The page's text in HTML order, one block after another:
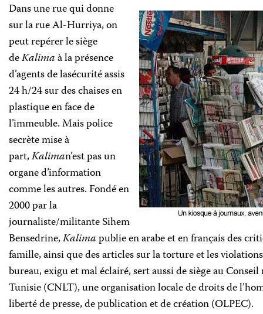
Dans une rue qui donne
sur la rue Al-Hurriya, on
peut repérer le siège
deKalimaà la présence
d’agents de lasécurité assis
24 h/24 sur des chaises en
plastique en face de
l’immeuble. Mais police
secrète mise à
part,Kaliman’est pas un
organe d’information
comme les autres. Fondé en
2000 par la
journaliste/militante Sihem
Bensedrine,Kalimapublie en arabe et en français des
famille, ainsi que des articles sur la torture et les
bureau, exigu et mal éclairé, sert aussi de siège au
Tunisie (CNLT), une organisation locale de droits de
liberté de presse, de publication et de création (OLPEC).